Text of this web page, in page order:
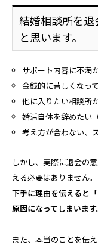
結婚相談所を
と思います。
サポート内容に不満
金銭的に苦しくなっ
他に入りたい相談所
婚活自体を辞めたい
考え方が合わない、
しかし、実際に退会の
える必要はありません。
下手に理由を伝えると
原因になってしまいます。
また、本当のことを伝